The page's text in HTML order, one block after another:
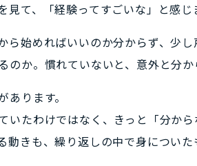
て、「経験ってすごいな」と感じ
始めればいいのか分からず、少し
か。慣れていないと、意外と分か
ります。
いたわけではなく、きっと「分か
きも、繰り返しの中で身についた